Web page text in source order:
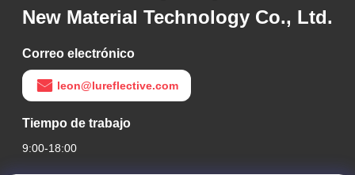
New Material Technology Co., Ltd.
Correo electrónico
leon@lureflective.com
Tiempo de trabajo
9:00-18:00